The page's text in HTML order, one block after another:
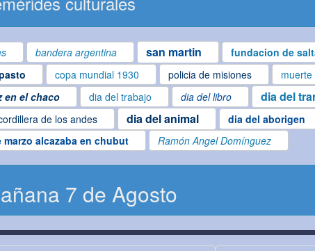
bandera argentina san martin fundacion de
copa mundial 1930 policia de misiones
en el chaco dia del trabajo dia del libro dia del
de los andes dia del animal dia del aborigen
marzo alcazaba en chubut Ramón Angel Domínguez
7 de Agosto